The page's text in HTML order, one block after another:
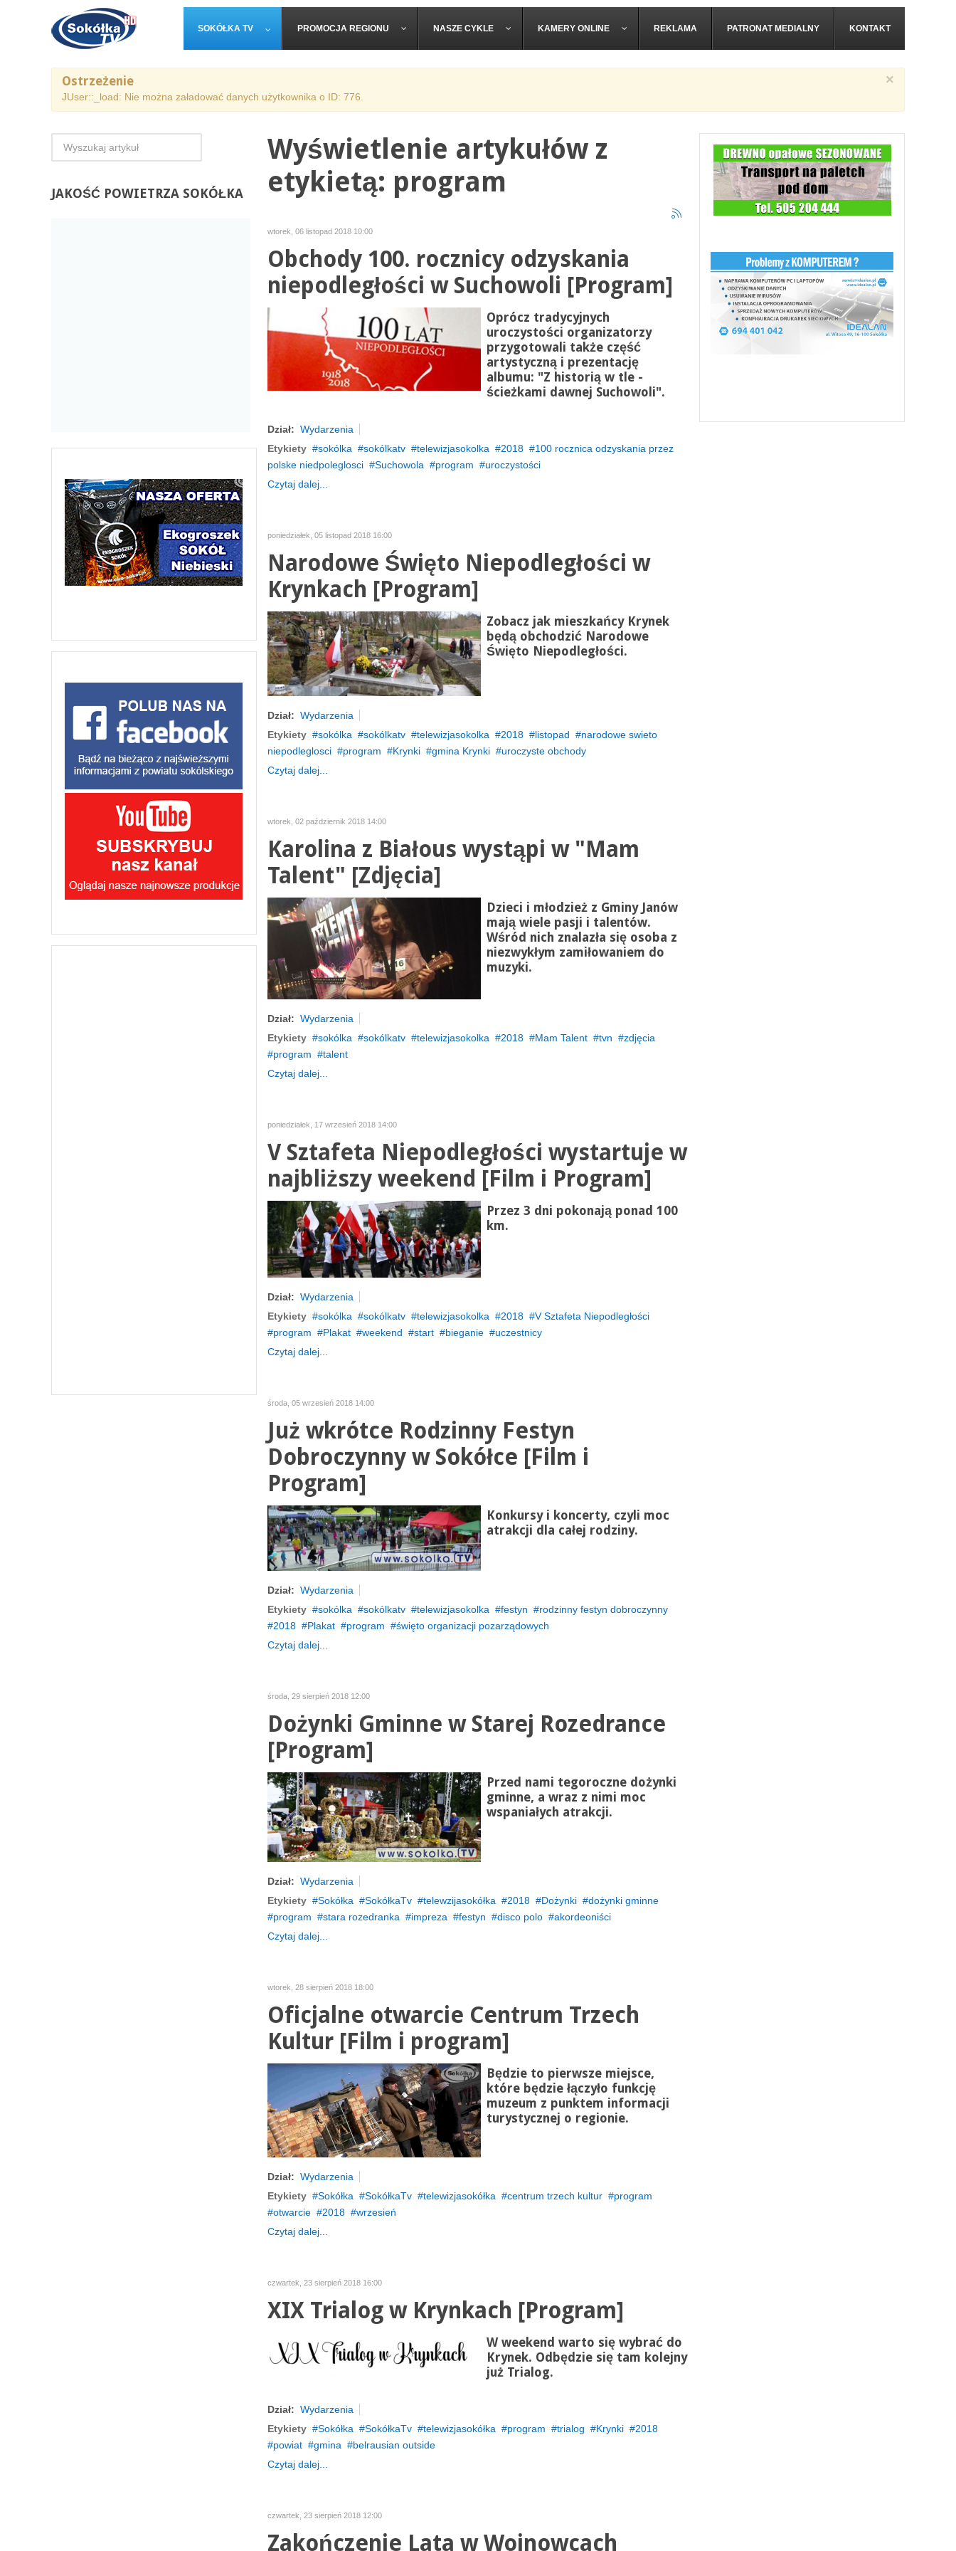
SOKÓŁKA TV PROMOCJA REGIONU NASZE CYKLE KAMERY ONLINE REKLAMA PATRONAT MEDIALNY KONTAKT
×
Ostrzeżenie
JUser::_load: Nie można załadować danych użytkownika o ID: 776.
Wyświetlenie artykułów z
etykietą: program
wtorek, 06 listopad 2018 10:00
Obchody 100. rocznicy odzyskania
niepodległości w Suchowoli [Program]
Oprócz tradycyjnych
uroczystości organizatorzy
przygotowali także część
artystyczną i prezentację
albumu: "Z historią w tle -
ścieżkami dawnej Suchowoli".
Dział: Wydarzenia
Etykiety
sokólka sokólkatv telewizjasokolka 2018
100 rocznica odzyskania przez
polske niedpoleglosci
Suchowola program
uroczystości
Czytaj dalej...
poniedziałek, 05 listopad 2018 16:00
Narodowe Święto Niepodległości w
Krynkach [Program]
Zobacz jak mieszkańcy Krynek
będą obchodzić Narodowe
Święto Niepodległości.
Dział: Wydarzenia
Etykiety
sokólka sokólkatv telewizjasokolka 2018 listopad
narodowe swieto
niepodleglosci
program Krynki gmina Krynki
uroczyste obchody
Czytaj dalej...
wtorek, 02 październik 2018 14:00
Karolina z Białous wystąpi w "Mam
Talent" [Zdjęcia]
Dzieci i młodzież z Gminy Janów
mają wiele pasji i talentów.
Wśród nich znalazła się osoba z
niezwykłym zamiłowaniem do
muzyki.
Dział: Wydarzenia
Etykiety
sokólka sokólkatv telewizjasokolka 2018 Mam Talent tvn
zdjęcia
program
talent
Czytaj dalej...
poniedziałek, 17 wrzesień 2018 14:00
V Sztafeta Niepodległości wystartuje w
najbliższy weekend [Film i Program]
Przez 3 dni pokonają ponad 100
km.
Dział: Wydarzenia
Etykiety
sokólka sokólkatv telewizjasokolka 2018
V Sztafeta Niepodległości
program
Plakat weekend start bieganie
uczestnicy
Czytaj dalej...
środa, 05 wrzesień 2018 14:00
Już wkrótce Rodzinny Festyn
Dobroczynny w Sokółce [Film i
Program]
Konkursy i koncerty, czyli moc
atrakcji dla całej rodziny.
Dział: Wydarzenia
Etykiety
sokólka sokólkatv telewizjasokolka festyn
rodzinny festyn dobroczynny
2018
Plakat program
święto organizacji pozarządowych
Czytaj dalej...
środa, 29 sierpień 2018 12:00
Dożynki Gminne w Starej Rozedrance
[Program]
Przed nami tegoroczne dożynki
gminne, a wraz z nimi moc
wspaniałych atrakcji.
Dział: Wydarzenia
Etykiety
Sokółka SokółkaTv telewzijasokółka 2018 Dożynki
dożynki gminne
program
stara rozedranka impreza festyn disco polo
akordeoniści
Czytaj dalej...
wtorek, 28 sierpień 2018 18:00
Oficjalne otwarcie Centrum Trzech
Kultur [Film i program]
Będzie to pierwsze miejsce,
które będzie łączyło funkcję
muzeum z punktem informacji
turystycznej o regionie.
Dział: Wydarzenia
Etykiety
Sokółka SokółkaTv telewizjasokółka centrum trzech kultur
program
otwarcie
2018
wrzesień
Czytaj dalej...
czwartek, 23 sierpień 2018 16:00
XIX Trialog w Krynkach [Program]
W weekend warto się wybrać do
Krynek. Odbędzie się tam kolejny
już Trialog.
Dział: Wydarzenia
Etykiety
Sokółka SokółkaTv telewizjasokółka program trialog Krynki
2018
powiat
gmina
belrausian outside
Czytaj dalej...
czwartek, 23 sierpień 2018 12:00
Zakończenie Lata w Wojnowcach
JAKOŚĆ POWIETRZA SOKÓŁKA